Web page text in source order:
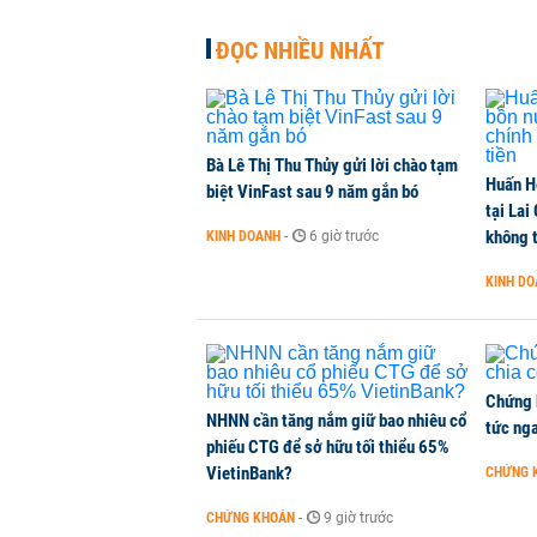
EVN đã xóa sạch lỗ lũy kế, thu
DOANH NGHIỆP - 4 giờ trước
Tự doanh sang tay gần 700 tỷ
Thu hồi 89 ha đất để đấu giá
không
NHÀ ĐẤT - 5 giờ trước
ĐỌC NHIỀU NHẤT
Bà Lê Thị Thu Thủy gửi lời chào tạm
biệt VinFast sau 9 năm gắn bó
KINH DOANH - 6 giờ trước
Huấn
tại Lai
không
KINH
NHNN cần tăng nắm giữ bao nhiêu cổ
phiếu CTG để sở hữu tối thiểu 65%
VietinBank?
CHỨNG KHOÁN - 9 giờ trước
Chứng
tức
CHỨNG